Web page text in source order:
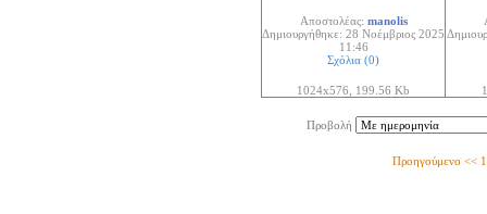
Αποστολέας: manolis
Δημιουργήθηκε: 28 Νοέμβριος 2025
11:46
Σχόλια (0)
1024x576, 199.56 Kb
Προβολή
Προηγούμενο << 1